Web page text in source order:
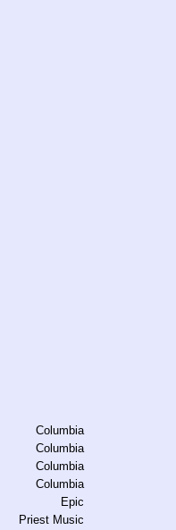
Columbia
Columbia
Columbia
Columbia
Epic
Priest Music